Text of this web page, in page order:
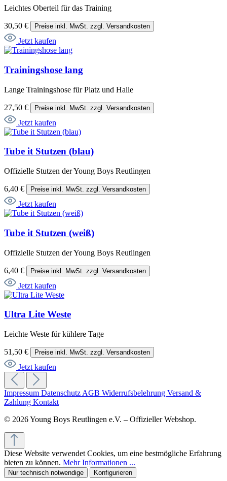
Leichtes Oberteil für das Training
30,50 € Preise inkl. MwSt. zzgl. Versandkosten
Jetzt kaufen
Trainingshose lang
Lange Trainingshose für Platz und Halle
27,50 € Preise inkl. MwSt. zzgl. Versandkosten
Jetzt kaufen
Tube it Stutzen (blau)
Offizielle Stutzen der Young Boys Reutlingen
6,40 € Preise inkl. MwSt. zzgl. Versandkosten
Jetzt kaufen
Tube it Stutzen (weiß)
Offizielle Stutzen der Young Boys Reutlingen
6,40 € Preise inkl. MwSt. zzgl. Versandkosten
Jetzt kaufen
Ultra Lite Weste
Leichte Weste für kühlere Tage
51,50 € Preise inkl. MwSt. zzgl. Versandkosten
Jetzt kaufen
Impressum Datenschutz AGB Widerrufsbelehrung Versand &
Zahlung Kontakt
© 2026 Young Boys Reutlingen e.V. – Offizieller Webshop.
Diese Website verwendet Cookies, um eine bestmögliche Erfahrung
bieten zu können. Mehr Informationen ...
Nur technisch notwendige Konfigurieren